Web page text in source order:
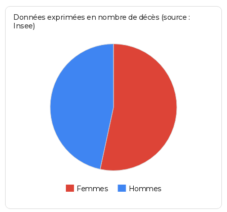
Données exprimées en nombre de décès (source :
Insee)
Femmes Hommes